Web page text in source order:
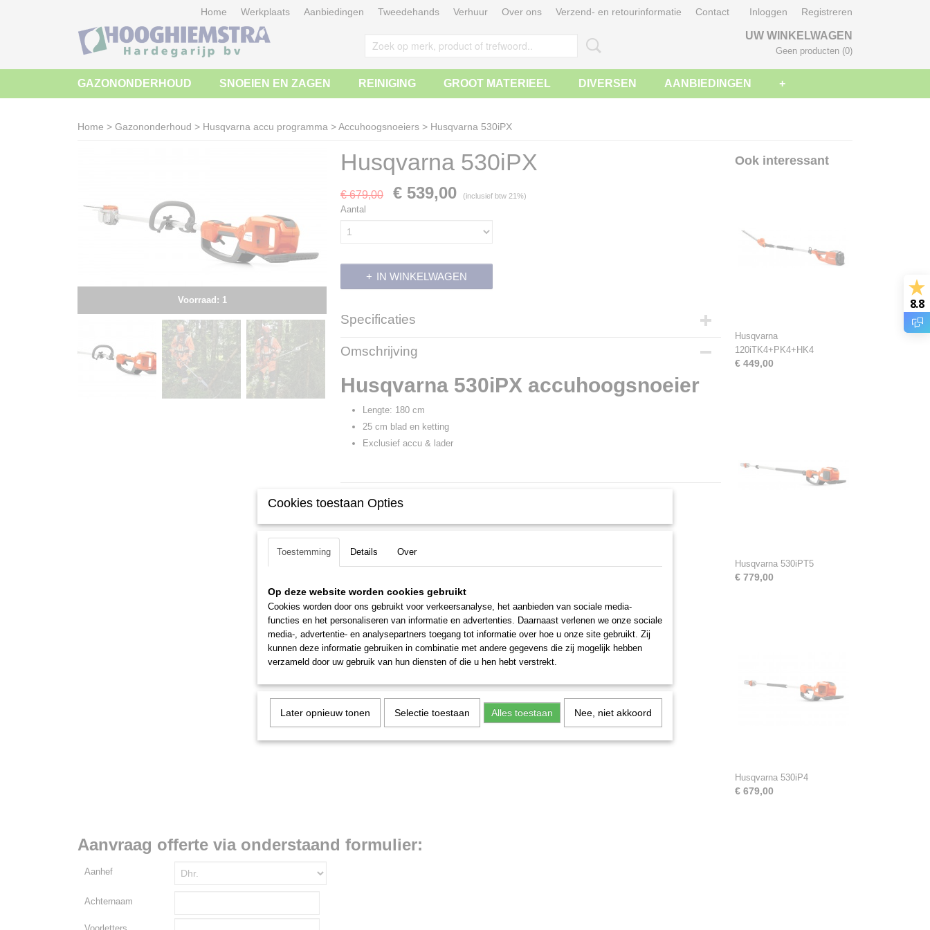
Home Werkplaats Aanbiedingen Tweedehands Verhuur Over ons Verzend- en retourinformatie Contact Inloggen Registreren
UW WINKELWAGEN
Geen producten (0)
GAZONONDERHOUD SNOEIEN EN ZAGEN REINIGING GROOT MATERIEEL DIVERSEN AANBIEDINGEN +
Home > Gazononderhoud > Husqvarna accu programma >Accuhoogsnoeiers > Husqvarna 530iPX
Voorraad: 1
Husqvarna 530iPX
€ 679,00 € 539,00 (inclusief btw 21%)
Aantal
IN WINKELWAGEN
Specificaties
Productcode
Productcode leverancier
Omschrijving
Husqvarna 530iPX accuhoogsnoeier
Lengte: 180 cm
25 cm blad en ketting
Exclusief accu & lader
Ook interessant
Husqvarna
120iTK4+PK4+HK4
€ 449,00
Husqvarna 530iPT5
€ 779,00
Husqvarna 530iP4
€ 679,00
Aanvraag offerte via onderstaand formulier:
Aanhef
Achternaam
8.8
Cookies toestaan Opties
Toestemming Details Over
Op deze website worden cookies gebruikt
Cookies worden door ons gebruikt voor verkeersanalyse, het aanbieden van sociale media-
functies en het personaliseren van informatie en advertenties. Daarnaast verlenen we onze sociale
media-, advertentie- en analysepartners toegang tot informatie over hoe u onze site gebruikt. Zij
kunnen deze informatie gebruiken in combinatie met andere gegevens die zij mogelijk hebben
verzameld door uw gebruik van hun diensten of die u hen hebt verstrekt.
Later opnieuw tonen Selectie toestaan Alles toestaan Nee, niet akkoord